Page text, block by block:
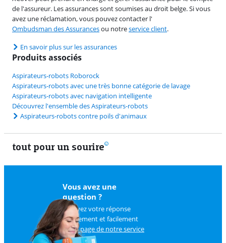
de l'assureur. Les assurances sont soumises au droit belge. Si vous
avez une réclamation, vous pouvez contacter l'
Ombudsman des Assurancesou notreservice client.
En savoir plus sur les assurances
Produits associés
Aspirateurs-robots Roborock
Aspirateurs-robots avec une très bonne catégorie de lavage
Aspirateurs-robots avec navigation intelligente
Découvrez l'ensemble des Aspirateurs-robots
Aspirateurs-robots contre poils d'animaux
tout pour un sourire
Vous avez une
question ?
Trouvez votre réponse
rapidement et facilement
surla page de notre service
client.